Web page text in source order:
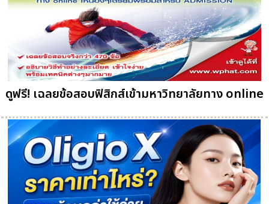
ดูฟรี! เฉลยข้อสอบฟิสิกส์เข้ามหาวิทยาลัยทาง online